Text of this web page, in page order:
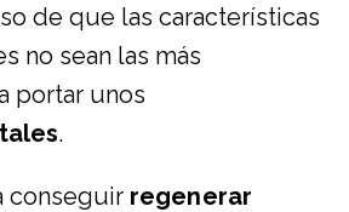
de que las características
no sean las más
portar unos
.
conseguir regenerar